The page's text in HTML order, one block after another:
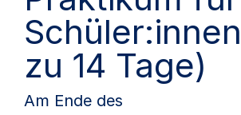
zu 14 Tage)
Am Ende des